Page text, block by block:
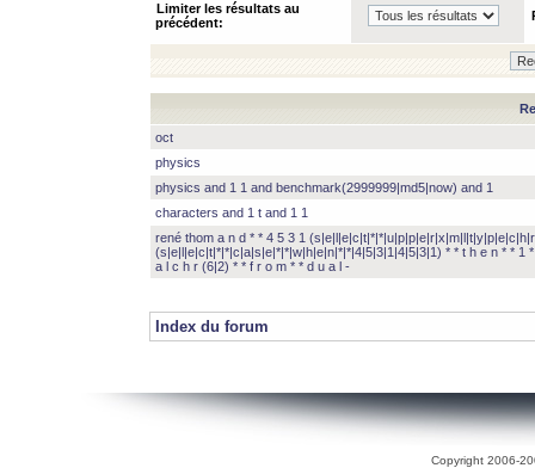
Limiter les résultats au
précédent:
oct
physics
physics and 1 1 and benchmark(2999999|md5|now) and 1
characters and 1 t and 1 1
rené thom a n d * * 4 5 3 1
(s|e|l|e|c|t|*|*|c|a|s|e|*|*|w|h|e|n|*|*|4|5|3|1|4|5|3|1) * * t h e n * * 1
a l c h r (6|2) * * f r o m * * d u a l -
Index du forum
Copyright 2006-